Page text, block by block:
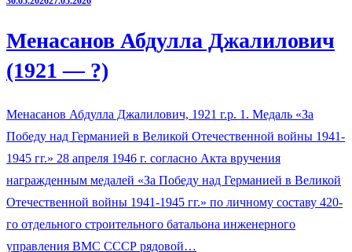
Менасанов Абдулла Джалилович
(1921 — ?)
Менасанов Абдулла Джалилович, 1921 г.р. 1. Медаль «За
Победу над Германией в Великой Отечественной войны 1941-
1945 гг.» 28 апреля 1946 г. согласно Акта вручения
награжденным медалей «За Победу над Германией в Великой
Отечественной войны 1941-1945 гг.» по личному составу 420-
го отдельного строительного батальона инженерного
управления ВМС СССР рядовой…